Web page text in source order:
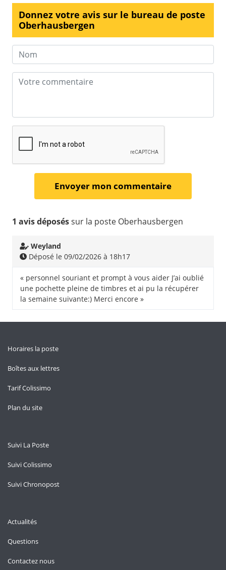
Donnez votre avis sur le bureau de poste
Oberhausbergen
1 avis déposéssur la poste Oberhausbergen
Weyland
Déposé le 09/02/2026 à 18h17
« personnel souriant et prompt à vous aider J’ai oublié
une pochette pleine de timbres et ai pu la récupérer
la semaine suivante:) Merci encore »
Horaires la poste
Boîtes aux lettres
Tarif Colissimo
Plan du site
Suivi La Poste
Suivi Colissimo
Suivi Chronopost
Actualités
Questions
Contactez nous